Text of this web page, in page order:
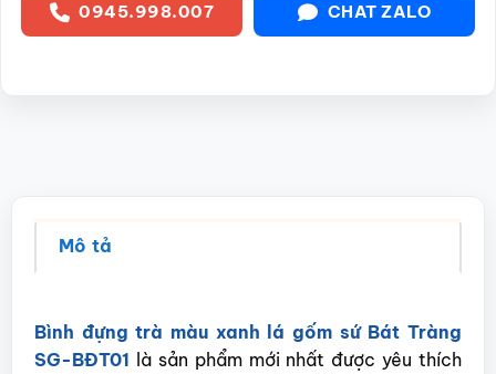
0945.998.007 CHAT ZALO
Mô tả
Bình đựng trà màu xanh lá gốm sứ Bát Tràng
SG-BĐT01 là sản phẩm mới nhất được yêu thích